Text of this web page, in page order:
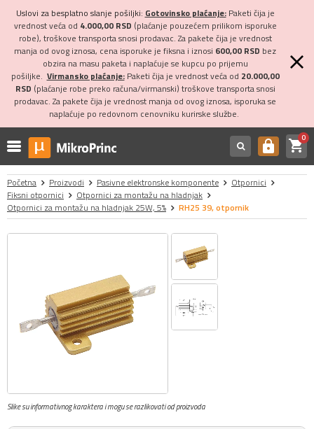
Uslovi za besplatno slanje pošiljki: Gotovinsko plaćanje:Paketi čija je
vrednost veća od 4.000,00 RSD (plaćanje pouzećem prilikom isporuke
robe), troškove transporta snosi prodavac. Za pakete čija je vrednost
manja od ovog iznosa, cena isporuke je fiksna i iznosi 600,00 RSD bez
obzira na masu paketa i naplaćuje se kupcu po prijemu
pošiljke. Virmansko plaćanje:Paketi čija je vrednost veća od 20.000,00
RSD (plaćanje robe preko računa/virmanski) troškove transporta snosi
prodavac. Za pakete čija je vrednost manja od ovog iznosa, isporuka se
naplaćuje po redovnom cenovniku kurirske službe.
https shopping_cart0
Početna Proizvodi Pasivne elektronske komponente
Otpornici
Fiksni otpornici
Otpornici za montažu na hladnjak
Otpornici za montažu na hladnjak 25W, 5%
RH25 39, otpornik
Slike su informativnog karaktera i mogu se razlikovati od proizvoda